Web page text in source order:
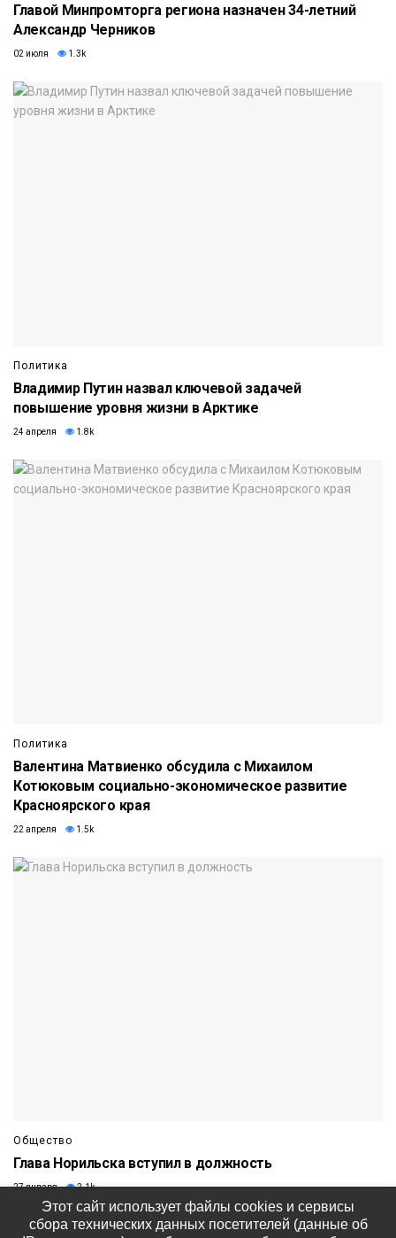
Главой Минпромторга региона назначен 34-летний
Александр Черников
02 июля 1.3k
Политика
Владимир Путин назвал ключевой задачей
повышение уровня жизни в Арктике
24 апреля 1.8k
Политика
Валентина Матвиенко обсудила с Михаилом
Котюковым социально-экономическое развитие
Красноярского края
22 апреля 1.5k
Общество
Глава Норильска вступил в должность
27 января 2.1k
Этот сайт использует файлы cookies и сервисы
сбора технических данных посетителей (данные об